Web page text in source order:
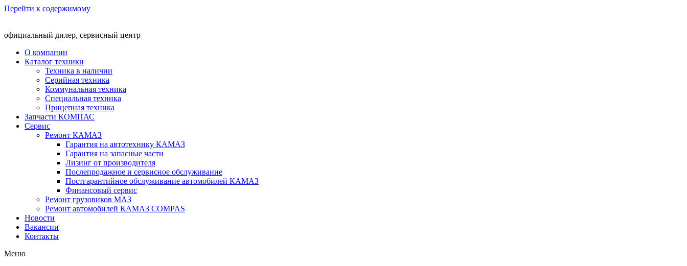
Перейти к содержимому
официальный дилер, сервисный центр
О компании
Каталог техники
Техника в наличии
Серийная техника
Коммунальная техника
Специальная техника
Прицепная техника
Запчасти КОМПАС
Сервис
Ремонт КАМАЗ
Гарантия на автотехнику КАМАЗ
Гарантия на запасные части
Лизинг от производителя
Послепродажное и сервисное обслуживание
Постгарантийное обслуживание автомобилей КАМАЗ
Финансовый сервис
Ремонт грузовиков МАЗ
Ремонт автомобилей КАМАЗ COMPAS
Новости
Вакансии
Контакты
Меню